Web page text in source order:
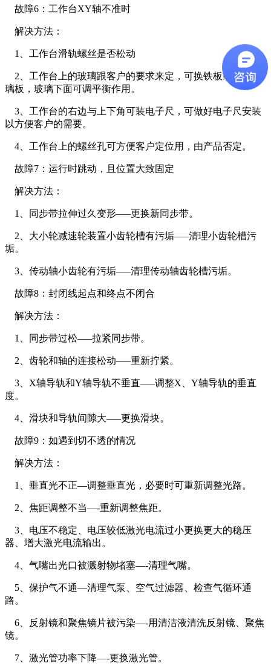
故障6：工作台XY轴不准时
解决方法：
1、工作台滑轨螺丝是否松动
2、工作台上的玻璃跟客户的要求来定，可换铁板或有机玻
璃板，玻璃下面可调平衡作用。
3、工作台的右边与上下角可装电子尺，可做好电子尺安装
以方便客户的需要。
4、工作台上的螺丝孔可方便客户定位用，由产品否定。
故障7：运行时跳动，且位置大致固定
解决方法：
1、同步带拉伸过久变形—–更换新同步带。
2、大小轮减速轮装置小齿轮槽有污垢—–清理小齿轮槽污
垢。
3、传动轴小齿轮有污垢—–清理传动轴齿轮槽污垢。
故障8：封闭线起点和终点不闭合
解决方法：
1、同步带过松—–拉紧同步带。
2、齿轮和轴的连接松动—–重新拧紧。
3、X轴导轨和Y轴导轨不垂直—–调整X、Y轴导轨的垂直
度。
4、滑块和导轨间隙大—–更换滑块。
故障9：如遇到切不透的情况
解决方法：
1、垂直光不正—调整垂直光，必要时可重新调整光路。
2、焦距调整不当—-重新调整焦距。
3、电压不稳定、电压较低激光电流过小更换更大的稳压
器、增大激光电流输出。
4、气嘴出光口被溅射物堵塞—-清理气嘴。
5、保护气不通—清理气泵、空气过滤器、检查气循环通
路。
6、反射镜和聚焦镜片被污染—-用清洁液清洗反射镜、聚焦
镜。
7、激光管功率下降—-更换激光管。